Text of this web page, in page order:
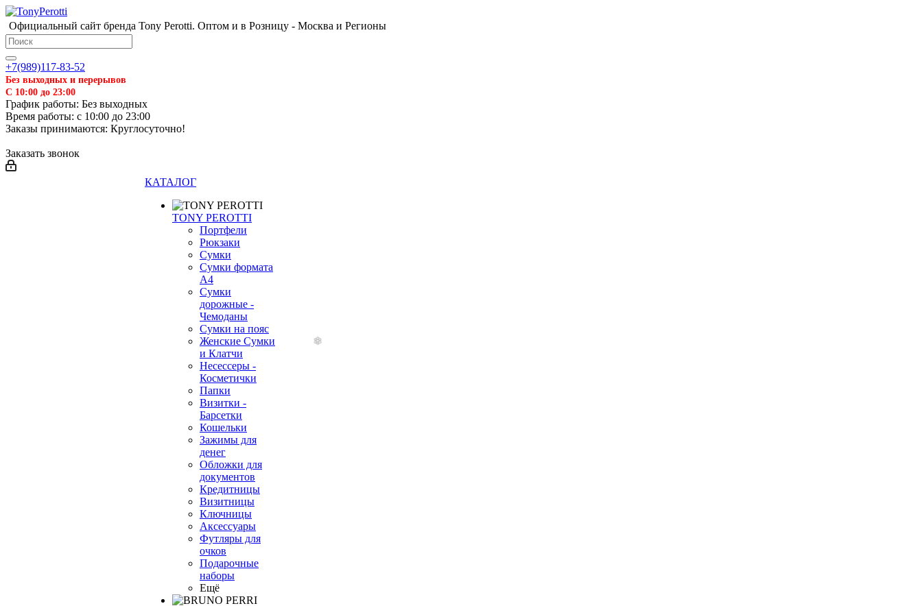
Официальный сайт бренда Tony Perotti. Оптом и в Розницу - Москва и Регионы
+7(989)117-83-52
Без выходных и перерывов
С 10:00 до 23:00
График работы: Без выходных
Время работы: с 10:00 до 23:00
Заказы принимаются: Круглосуточно!
Заказать звонок
КАТАЛОГ
TONY PEROTTI
Портфели
Рюкзаки
Сумки
Сумки формата
А4
Сумки
дорожные -
Чемоданы
Сумки на пояс
Женские Сумки
и Клатчи
Несессеры -
Косметички
Папки
Визитки -
Барсетки
Кошельки
Зажимы для
денег
Обложки для
документов
Кредитницы
Визитницы
Ключницы
Аксессуары
Футляры для
очков
Подарочные
наборы
Ещё